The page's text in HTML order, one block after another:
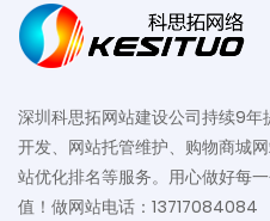
深圳科思拓网站建设公司持续9
开发、网站托管维护、购物商城
站优化排名等服务。用心做好每
值！做网站电话：13717084084